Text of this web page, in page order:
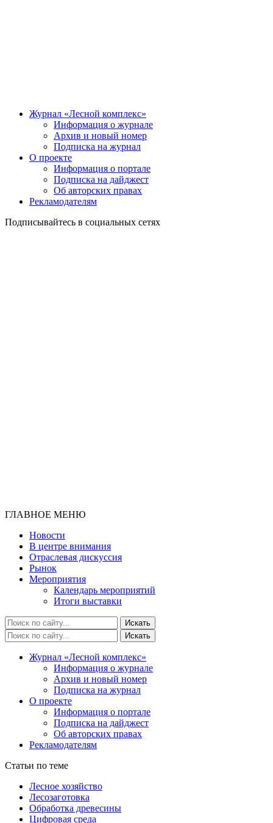
Журнал «Лесной комплекс»
Информация о журнале
Архив и новый номер
Подписка на журнал
О проекте
Информация о портале
Подписка на дайджест
Об авторских правах
Рекламодателям
Подписывайтесь в социальных сетях
ГЛАВНОЕ МЕНЮ
Новости
В центре внимания
Отраслевая дискуссия
Рынок
Мероприятия
Календарь мероприятий
Итоги выставки
Журнал «Лесной комплекс»
Информация о журнале
Архив и новый номер
Подписка на журнал
О проекте
Информация о портале
Подписка на дайджест
Об авторских правах
Рекламодателям
Статьи по теме
Лесное хозяйство
Лесозаготовка
Обработка древесины
Цифровая среда